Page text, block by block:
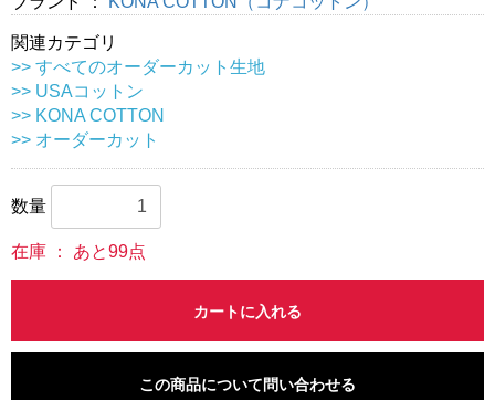
関連カテゴリ
>> すべてのオーダーカット生地
>> USAコットン
>> KONA COTTON
>> オーダーカット
数量
在庫 ： あと99点
カートに入れる
この商品について問い合わせる